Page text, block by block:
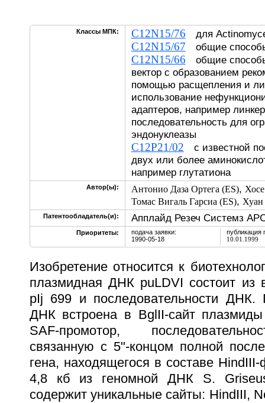
Классы МПК: C12N15/76 для
C12N15/67 общие
C12N15/66 общие
вектор с образованием
помощью расщепления и
использование
адаптеров, например
последовательность для
эндонуклеазы
C12P21/02 с известной
двух или более
например глутатиона
Автор(ы): Антонио Даза Ортега (ES),
Томас Вигаль Гарсиа (ES),
Патентообладатель(и): Апплайд Резеч Системз
Приоритеты:
подача заявки:
1990-05-18
публикация
10.01.1999
Изобретение относится к
плазмидная ДНК puLDVI состоит из
pIj 699 и последовательности ДНК.
ДНК встроена в BglII-сайт
SAF-промотор,
связанную с 5"-концом полной
гена, находящегося в составе
4,8 кб из геномной ДНК S.
содержит уникальные сайты: HindIII,